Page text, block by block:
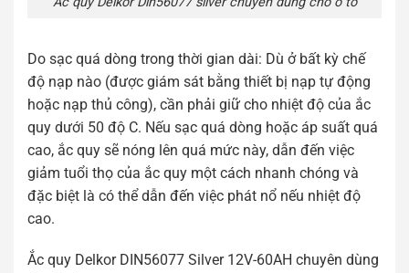
Do sạc quá dòng trong thời gian dài: Dù ở bất kỳ chế
độ nạp nào (được giám sát bằng thiết bị nạp tự động
hoặc nạp thủ công), cần phải giữ cho nhiệt độ của ắc
quy dưới 50 độ C. Nếu sạc quá dòng hoặc áp suất quá
cao, ắc quy sẽ nóng lên quá mức này, dẫn đến việc
giảm tuổi thọ của ắc quy một cách nhanh chóng và
đặc biệt là có thể dẫn đến việc phát nổ nếu nhiệt độ
cao.
Ắc quy Delkor DIN56077 Silver 12V-60AH chuyên dùng